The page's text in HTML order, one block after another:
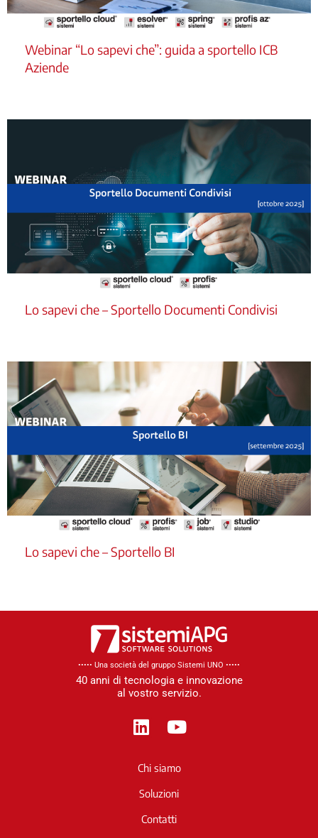
Webinar “Lo sapevi che”: guida a sportello ICB
Aziende
Lo sapevi che – Sportello Documenti Condivisi
Lo sapevi che – Sportello BI
••••• Una società del gruppo Sistemi UNO​ •••••
40 anni di tecnologia e innovazione
al vostro servizio.
L
i
n
k
e
d
i
Y
t
u
b
e
Chi siamo
Soluzioni
Contatti